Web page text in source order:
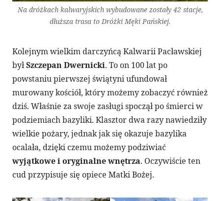
Na dróżkach kalwaryjskich wybudowane zostały 42 stacje,
dłuższa trasa to Dróżki Męki Pańskiej.
Kolejnym wielkim darczyńcą Kalwarii Pacławskiej
byłSzczepan Dwernicki. To on 100 lat po
powstaniu pierwszej świątyni ufundował
murowany kościół, który możemy zobaczyć również
dziś. Właśnie za swoje zasługi spoczął po śmierci w
podziemiach bazyliki. Klasztor dwa razy nawiedziły
wielkie pożary, jednak jak się okazuje bazylika
ocalała, dzięki czemu możemy podziwiać
wyjątkowe i oryginalne wnętrza. Oczywiście ten
cud przypisuje się opiece Matki Bożej.